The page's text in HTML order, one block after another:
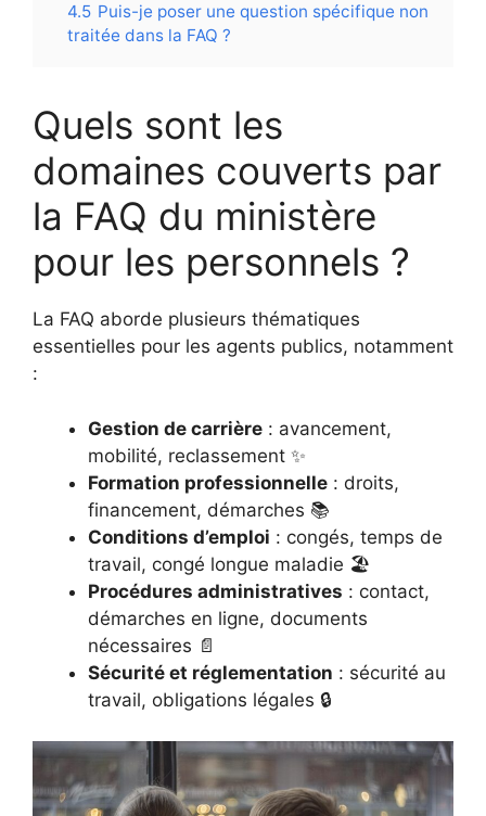
4.5 Puis-je poser une question spécifique non
traitée dans la FAQ ?
Quels sont les
domaines couverts par
la FAQ du ministère
pour les personnels ?
La FAQ aborde plusieurs thématiques
essentielles pour les agents publics, notamment
:
Gestion de carrière : avancement,
mobilité, reclassement ✨
Formation professionnelle : droits,
financement, démarches 📚
Conditions d’emploi : congés, temps de
travail, congé longue maladie 🏖️
Procédures administratives : contact,
démarches en ligne, documents
nécessaires 📄
Sécurité et réglementation : sécurité au
travail, obligations légales 🔒